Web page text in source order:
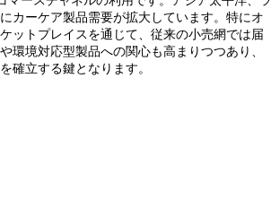
カーケア製品需要が拡大しています。特にオ
ットプレイスを通じて、従来の小売網では届
環境対応型製品への関心も高まりつつあり、
確立する鍵となります。